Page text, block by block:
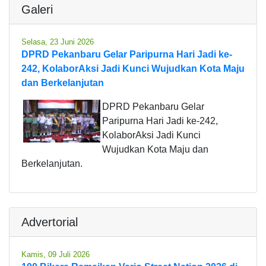
Galeri
Selasa, 23 Juni 2026
DPRD Pekanbaru Gelar Paripurna Hari Jadi ke-
242, KolaborAksi Jadi Kunci Wujudkan Kota Maju
dan Berkelanjutan
DPRD Pekanbaru Gelar
Paripurna Hari Jadi ke-242,
KolaborAksi Jadi Kunci
Wujudkan Kota Maju dan
Berkelanjutan.
Advertorial
Kamis, 09 Juli 2026